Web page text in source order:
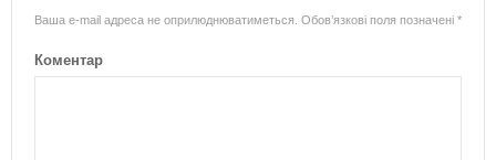
Ваша e-mail адреса не оприлюднюватиметься. Обов’язкові поля позначені *
Коментар